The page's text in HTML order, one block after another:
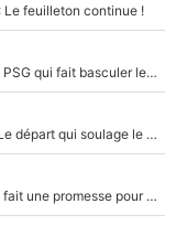
Le feuilleton continue !
Akliouche, Mika Godts... La semaine à 100M€ du PSG qui fait basculer le mercato du PSG !
Climat toxique et affaire de harcèlement à l’OM : Le départ qui soulage le vestiaire de Bruno Genesio
«Très, très agréablement surpris» : Bruno Genesio fait une promesse pour la suite du mercato de l’OM et rassure les supporters